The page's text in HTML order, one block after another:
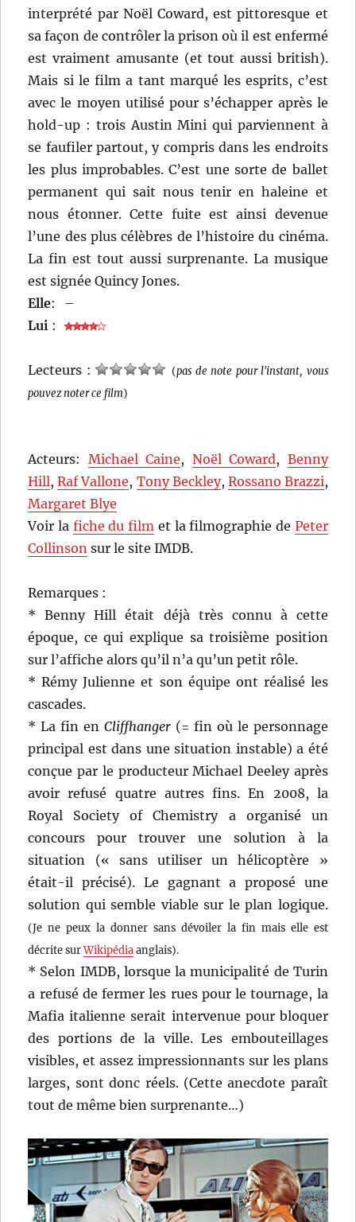
interprété par Noël Coward, est pittoresque et
sa façon de contrôler la prison où il est enfermé
est vraiment amusante (et tout aussi british).
Mais si le film a tant marqué les esprits, c’est
avec le moyen utilisé pour s’échapper après le
hold-up : trois Austin Mini qui parviennent à
se faufiler partout, y compris dans les endroits
les plus improbables. C’est une sorte de ballet
permanent qui sait nous tenir en haleine et
nous étonner. Cette fuite est ainsi devenue
l’une des plus célèbres de l’histoire du cinéma.
La fin est tout aussi surprenante. La musique
est signée Quincy Jones.
Elle:
–
Lui :
Lecteurs : (pas de note pour l'instant, vous
pouvez noter ce film)
Acteurs: Michael Caine, Noël Coward, Benny
Hill,Raf Vallone, Tony Beckley, Rossano Brazzi,
Margaret Blye
Voir la fiche du film et la filmographie de Peter
Collinson sur le site IMDB.
Remarques :
* Benny Hill était déjà très connu à cette
époque, ce qui explique sa troisième position
sur l’affiche alors qu’il n’a qu’un petit rôle.
* Rémy Julienne et son équipe ont réalisé les
cascades.
* La fin enCliffhanger (= fin où le personnage
principal est dans une situation instable) a été
conçue par le producteur Michael Deeley après
avoir refusé quatre autres fins. En 2008, la
Royal Society of Chemistry a organisé un
concours pour trouver une solution à la
situation (« sans utiliser un hélicoptère »
était-il précisé). Le gagnant a proposé une
solution qui semble viable sur le plan logique.
(Je ne peux la donner sans dévoiler la fin mais elle est
décrite surWikipédiaanglais).
* Selon IMDB, lorsque la municipalité de Turin
a refusé de fermer les rues pour le tournage, la
Mafia italienne serait intervenue pour bloquer
des portions de la ville. Les embouteillages
visibles, et assez impressionnants sur les plans
larges, sont donc réels. (Cette anecdote paraît
tout de même bien surprenante…)